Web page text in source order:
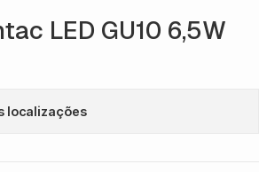
LED GU10 6,5W
localizações